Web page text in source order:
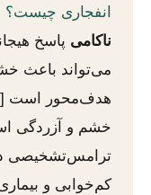
انفجاری چیست؟
ناکامی پاسخ
می‌تواند باعث
هدف‌محور است [۵].
خشم و آزردگی
کم‌خوابی و